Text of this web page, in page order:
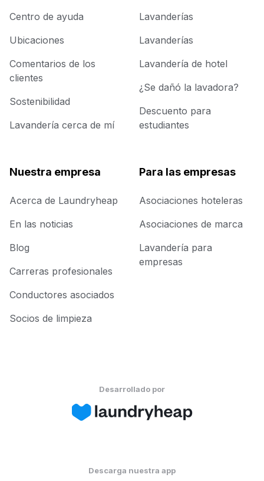
Centro de ayuda
Ubicaciones
Comentarios de los
clientes
Sostenibilidad
Lavandería cerca de mí
Lavanderías
Lavanderías
Lavandería de hotel
¿Se dañó la lavadora?
Descuento para
estudiantes
Nuestra empresa
Acerca de Laundryheap
En las noticias
Blog
Carreras profesionales
Conductores asociados
Socios de limpieza
Para las empresas
Asociaciones hoteleras
Asociaciones de marca
Lavandería para
empresas
Desarrollado por
Descarga nuestra app